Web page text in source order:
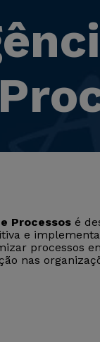
Processos é
e
processos
nas